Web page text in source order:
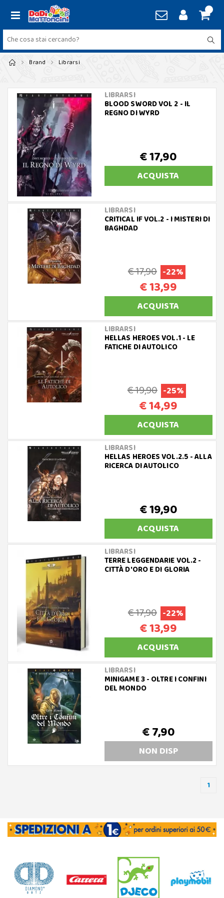
Brand Librarsi
LIBRARSI
BLOOD SWORD VOL 2 - IL
REGNO DI WYRD
€ 17,90
ACQUISTA
LIBRARSI
CRITICAL IF VOL.2 - I MISTERI DI
BAGHDAD
€ 17,90 -22%
€ 13,99
ACQUISTA
LIBRARSI
HELLAS HEROES VOL.1 - LE
FATICHE DI AUTOLICO
€ 19,90 -25%
€ 14,99
ACQUISTA
LIBRARSI
HELLAS HEROES VOL.2.5 - ALLA
RICERCA DI AUTOLICO
€ 19,90
ACQUISTA
LIBRARSI
TERRE LEGGENDARIE VOL.2 -
CITTÀ D'ORO E DI GLORIA
€ 17,90 -22%
€ 13,99
ACQUISTA
LIBRARSI
MINIGAME 3 - OLTRE I CONFINI
DEL MONDO
€ 7,90
NON DISP
1